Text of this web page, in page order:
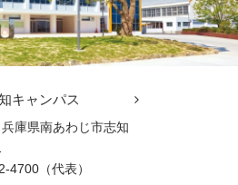
キャンパス
庫県南あわじ市志知
4700（代表）